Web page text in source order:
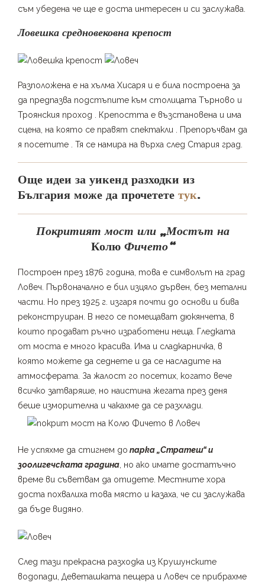
съм убедена че ще е доста интересен и си заслужава.
Ловешка средновековна крепост
Разположена е на хълма Хисаря и е била построена за
да предпазва подстъпите към столицата Търново и
Троянския проход . Крепостта е възстановена и има
сцена, на която се правят спектакли . Препоръчвам да
я посетите . Тя се намира на върха след Стария град.
Още идеи за уикенд разходки из
България може да прочетете тук.
Покритият мост или „Мостът на
Колю Фичето“
Построен през 1876 година, това е символът на град
Ловеч. Първоначално е бил изцяло дървен, без метални
части. Но през 1925 г. изгаря почти до основи и бива
реконструиран. В него се помещават дюкянчета, в
които продават ръчно изработени неща. Гледката
от моста е много красива. Има и сладкарничка, в
която можете да седнете и да се насладите на
атмосферата. За жалост го посетих, когато вече
всичко затваряше, но наистина жегата през деня
беше изморителна и чакахме да се разхлади.
Не успяхме да стигнем до парка „Стратеш“ и
зоолигечската градина , но ако имате достатъчно
време ви съветвам да отидете. Местните хора
доста похвалиха това място и казаха, че си заслужава
да бъде видяно.
След тази прекрасна разходка из Крушунските
водопади, Деветашката пещера и Ловеч се прибрахме